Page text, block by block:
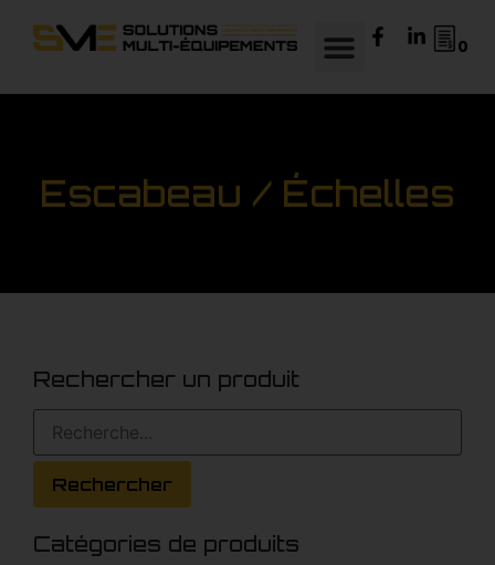
0
Escabeau / Échelles
Rechercher un produit
Rechercher
Catégories de produits